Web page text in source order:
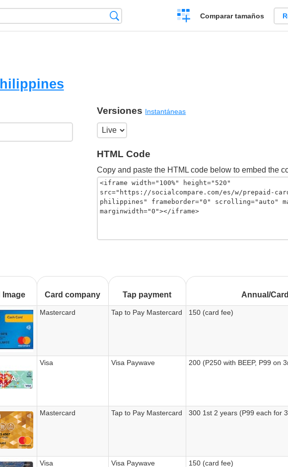
Crear
una
Comparar tamaños
Versiones Instantáneas
HTML Code
Copy and paste the HTML code below to embed the